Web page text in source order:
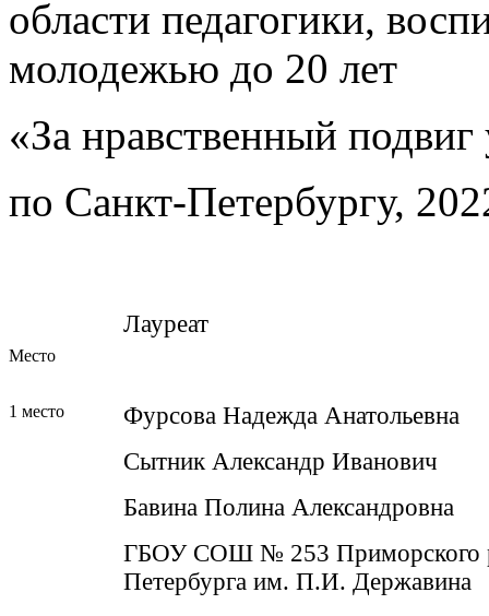
области педагогики,
молодежью до 20 лет
«За нравственный подвиг
по Санкт-Петербургу,
Место
Лауреат
1 место
Фурсова Надежда Анатольевна
Сытник Александр Иванович
Бавина Полина Александровна
ГБОУ СОШ № 253 Приморского
Петербурга им. П.И. Державина